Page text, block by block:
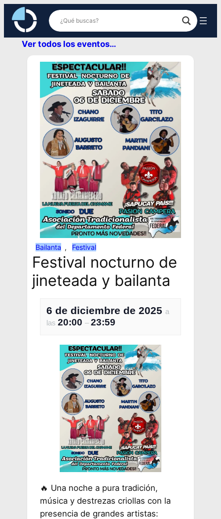
Ver todos los eventos…
Bailanta , Festival
Festival nocturno de
jineteada y bailanta
6 de diciembre de 2025 a
las20:00–23:59
🔥 Una noche a pura tradición,
música y destrezas criollas con la
presencia de grandes artistas: